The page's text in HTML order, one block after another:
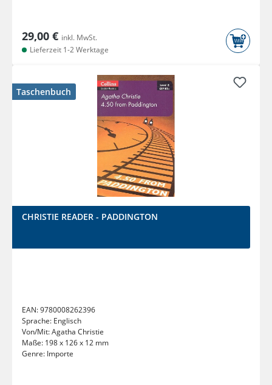
29,00 € inkl. MwSt.
Lieferzeit 1-2 Werktage
Taschenbuch
CHRISTIE READER - PADDINGTON
EAN:9780008262396
Sprache: Englisch
Von/Mit:Agatha Christie
Maße: 198 x 126 x 12 mm
Genre: Importe